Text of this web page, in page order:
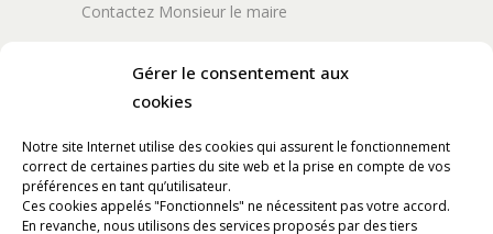
Gérer le consentement aux
cookies
Notre site Internet utilise des cookies qui assurent le fonctionnement
correct de certaines parties du site web et la prise en compte de vos
préférences en tant qu’utilisateur.
Ces cookies appelés "Fonctionnels" ne nécessitent pas votre accord.
En revanche, nous utilisons des services proposés par des tiers
Contactez Monsieur le maire
ADRESSE POSTALE
Mairie de Pont-Saint-Esprit
BP 11061
30130 Pont-Saint-Esprit